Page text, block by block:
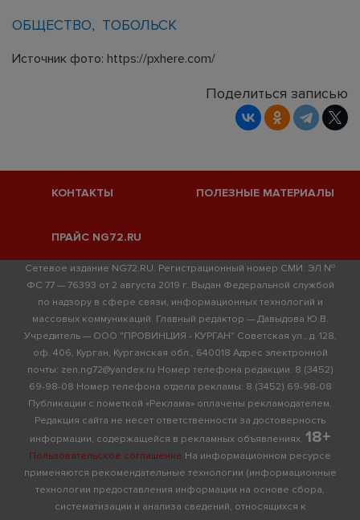
ОБЩЕСТВО ТОБОЛЬСК
Источник фото: https://pxhere.com/
Поделиться записью
КОНТАКТЫ ПОЛЕЗНЫЕ МАТЕРИАЛЫ
ПРАЙС NG72.RU
Сетевое издание NG72.RU. Регистрационный номер СМИ: ЭЛ №
ФС 77 — 76393 от 2 августа 2019 г. Выдан Федеральной службой
по надзору в сфере связи, информационных технологий и
массовых коммуникаций. Главный редактор — Давыдова Ю.В.
Учредитель — ООО "ПРОВИНЦИЯ - КУРГАН" Советская ул., д. 128,
оф. 406, Курган, Курганская обл., 640018 Адрес электронной
почты: zen.ng72@yandex.ru Номер телефона редакции: 8 (3452)
69-98-08 Номер телефона отдела рекламы: 8 (3452) 69-98-08
Публикации с пометкой «Реклама» оплачены рекламодателем.
Редакция сайта не несет ответственности за достоверность
информации, содержащейся в рекламных объявлениях. 18+
Пользовательское соглашение На информационном ресурсе
применяются рекомендательные технологии (информационные
технологии предоставления информации на основе сбора,
систематизации и анализа сведений, относящихся к